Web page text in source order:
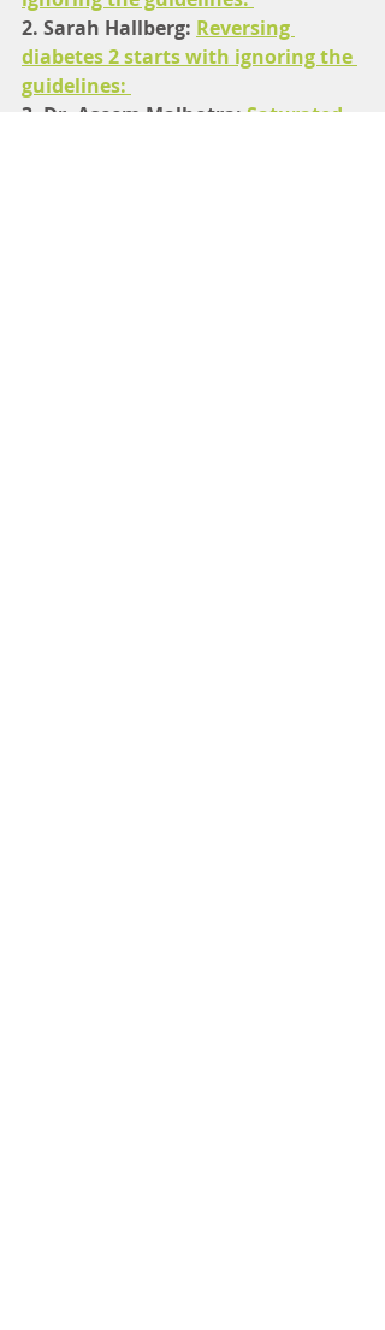
2. Sarah Hallberg: Reversing
diabetes 2 starts with ignoring the
guidelines:
3. Dr. Aseem Malhotra: Saturated